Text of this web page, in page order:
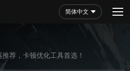
简体中文
荐，卡顿优化工具首选！